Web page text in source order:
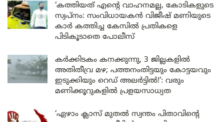
‘കത്തിയത് എന്റെ വാഹനമല്ല, കോടികളുടെ
സ്വപ്നം: സംവിധായകൻ വിജീഷ് മണിയുടെ
കാർ കത്തിച്ച കേസിൽ പ്രതികളെ
പിടികൂടാതെ പോലീസ്
കർക്കിടകം കനക്കുന്നു, 3 ജില്ലകളിൽ
അതിതീവ്ര മഴ; പത്തനംതിട്ടയും കോട്ടയവും
ഇടുക്കിയും റെഡ് അലർട്ടിൽ!’: വരും
മണിക്കൂറുകളിൽ പ്രളയസാധ്യത
‘ഏഴാം ക്ലാസ് മുതൽ സ്വന്തം പിതാവിന്റെ